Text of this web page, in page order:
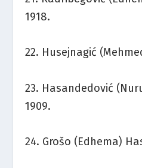
1918.
22. Husejnagić
23. Hasandedović
1909.
24. Grošo (Edhema)